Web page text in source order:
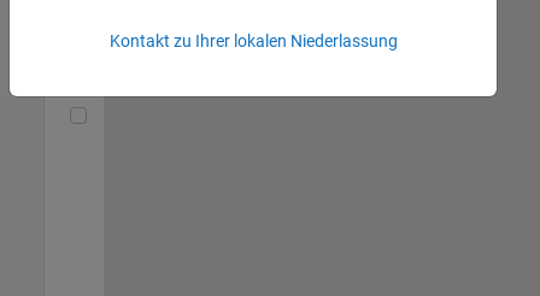
Marketing |
Kontakt zu Ihrer lokalen Niederlassung